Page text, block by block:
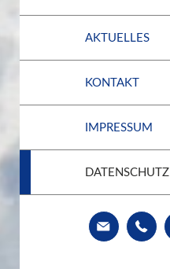
AKTUELLES
KONTAKT
IMPRESSUM
DATENSCHUTZ